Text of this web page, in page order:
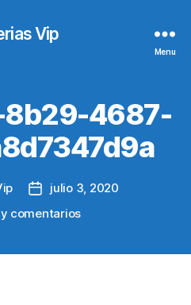
Vip
Menu
4687-
Post
date
julio 3, 2020
comentariosen